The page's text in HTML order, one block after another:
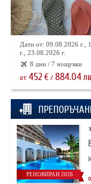
Дати от: 09.08.2026 г.,
г., 23.08.2026 г.
8 дни / 7 нощувки
от: 452€/ 884.04
РЕНОВИРАН 2026